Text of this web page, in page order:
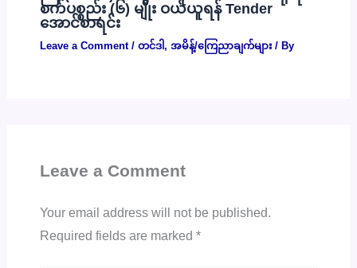
စက်ပစ္စည်း (၆) မျိုး ဝယ်ယူရန် Tender
အောင်စာရင်း
Leave a Comment / တင်ဒါ , အမိန့်/ကြေညာချက်များ/ By
Leave a Comment
Your email address will not be published.
Required fields are marked *